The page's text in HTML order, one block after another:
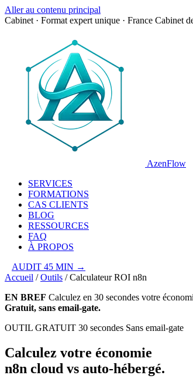
Aller au contenu principal
Cabinet · Format expert unique · France Cabinet
AzenFlow
SERVICES
FORMATIONS
CAS CLIENTS
BLOG
RESSOURCES
FAQ
À PROPOS
AUDIT 45 MIN →
Accueil / Outils / Calculateur ROI n8n
EN BREF Calculez en 30 secondes votre
Gratuit, sans email-gate.
OUTIL GRATUIT 30 secondes Sans email-gate
Calculez votre économie
n8n cloud vs auto-hébergé.